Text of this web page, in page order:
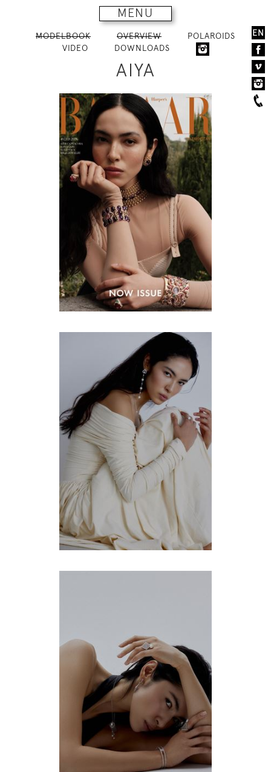
MENU
EN
MODELBOOK OVERVIEW
POLAROIDS
VIDEO
DOWNLOADS
AIYA